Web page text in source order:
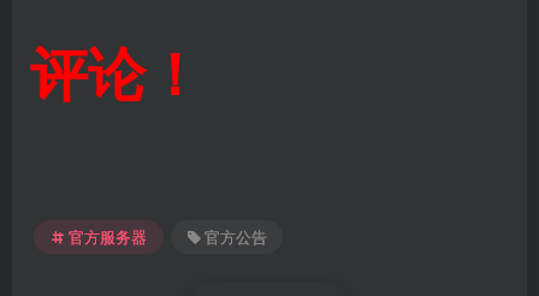
评论！
官方服务器 官方公告